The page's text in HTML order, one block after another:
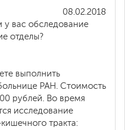
08.02.2018
вас обследование
отделы?
выполнить
РАН. Стоимость
рублей. Во время
исследование
тракта: